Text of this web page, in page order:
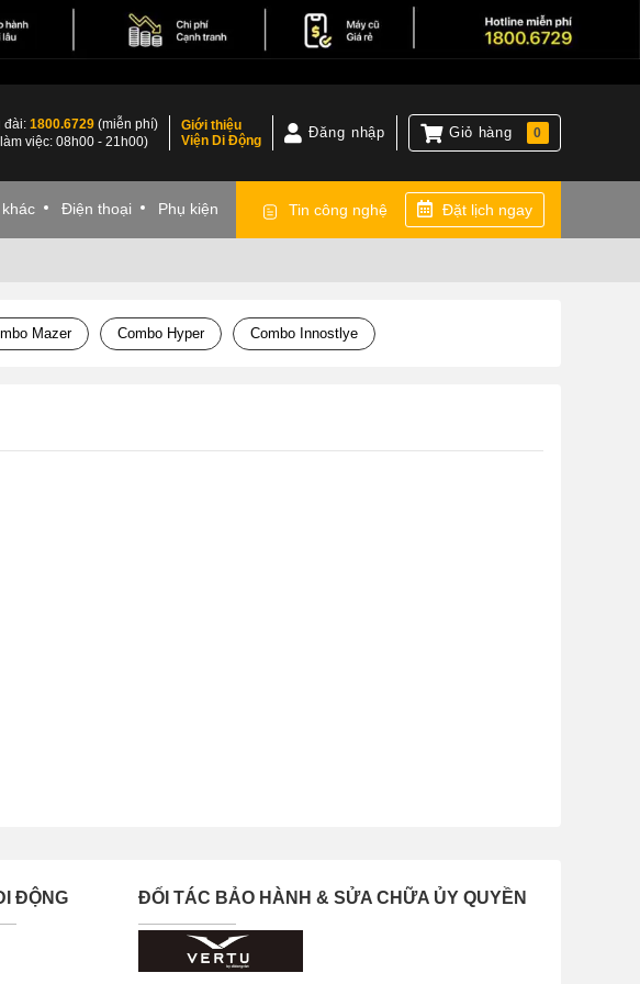
đài:1800.6729 (miễn phí)
việc: 08h00 - 21h00)
Giới thiệu
Viện Di Động
Đăng nhập Giỏ hàng 0
Điện thoại Phụ kiện Tin công nghệ Đặt lịch ngay
Mazer Combo Hyper Combo Innostlye
ĐỘNG ĐỐI TÁC BẢO HÀNH & SỬA CHỮA ỦY QUYỀN